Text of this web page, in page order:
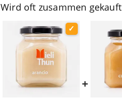
Wird oft zusammen gekauft
+